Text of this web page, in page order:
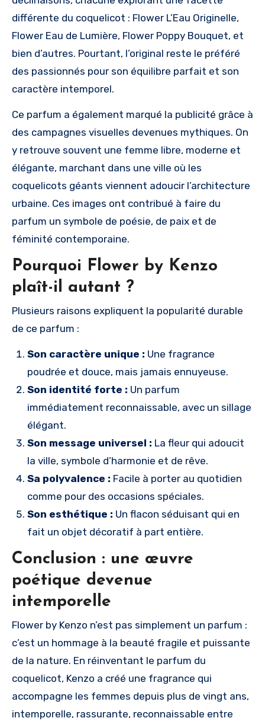
différente du coquelicot : Flower L’Eau Originelle,
Flower Eau de Lumière, Flower Poppy Bouquet, et
bien d’autres. Pourtant, l’original reste le préféré
des passionnés pour son équilibre parfait et son
caractère intemporel.
Ce parfum a également marqué la publicité grâce à
des campagnes visuelles devenues mythiques. On
y retrouve souvent une femme libre, moderne et
élégante, marchant dans une ville où les
coquelicots géants viennent adoucir l’architecture
urbaine. Ces images ont contribué à faire du
parfum un symbole de poésie, de paix et de
féminité contemporaine.
Pourquoi Flower by Kenzo
plaît-il autant ?
Plusieurs raisons expliquent la popularité durable
de ce parfum :
Son caractère unique : Une fragrance
poudrée et douce, mais jamais ennuyeuse.
Son identité forte : Un parfum
immédiatement reconnaissable, avec un sillage
élégant.
Son message universel : La fleur qui adoucit
la ville, symbole d’harmonie et de rêve.
Sa polyvalence : Facile à porter au quotidien
comme pour des occasions spéciales.
Son esthétique : Un flacon séduisant qui en
fait un objet décoratif à part entière.
Conclusion : une œuvre
poétique devenue
intemporelle
Flower by Kenzo n’est pas simplement un parfum :
c’est un hommage à la beauté fragile et puissante
de la nature. En réinventant le parfum du
coquelicot, Kenzo a créé une fragrance qui
accompagne les femmes depuis plus de vingt ans,
intemporelle, rassurante, reconnaissable entre